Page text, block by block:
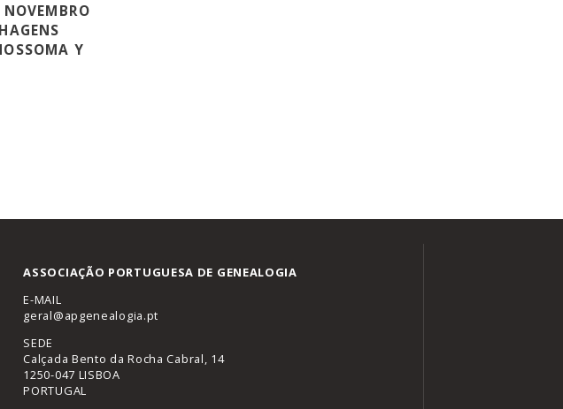
Y
ASSOCIAÇÃO PORTUGUESA DE GENEALOGIA
E-MAIL
geral@apgenealogia.pt
SEDE
Calçada Bento da Rocha Cabral, 14
1250-047 LISBOA
PORTUGAL